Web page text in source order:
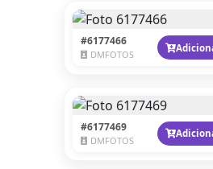
#6177466
DMFOTOS
#6177469
DMFOTOS